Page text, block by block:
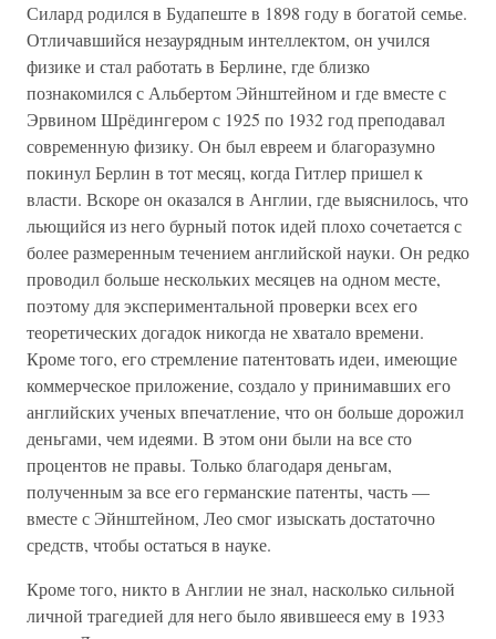
Силард родился в Будапеште в 1898 году в богатой семье.
Отличавшийся незаурядным интеллектом, он учился
физике и стал работать в Берлине, где близко
познакомился с Альбертом Эйнштейном и где вместе с
Эрвином Шрёдингером с 1925 по 1932 год преподавал
современную физику. Он был евреем и благоразумно
покинул Берлин в тот месяц, когда Гитлер пришел к
власти. Вскоре он оказался в Англии, где выяснилось, что
льющийся из него бурный поток идей плохо сочетается с
более размеренным течением английской науки. Он редко
проводил больше нескольких месяцев на одном месте,
поэтому для экспериментальной проверки всех его
теоретических догадок никогда не хватало времени.
Кроме того, его стремление патентовать идеи, имеющие
коммерческое приложение, создало у принимавших его
английских ученых впечатление, что он больше дорожил
деньгами, чем идеями. В этом они были на все сто
процентов не правы. Только благодаря деньгам,
полученным за все его германские патенты, часть —
вместе с Эйнштейном, Лео смог изыскать достаточно
средств, чтобы остаться в науке.
Кроме того, никто в Англии не знал, насколько сильной
личной трагедией для него было явившееся ему в 1933